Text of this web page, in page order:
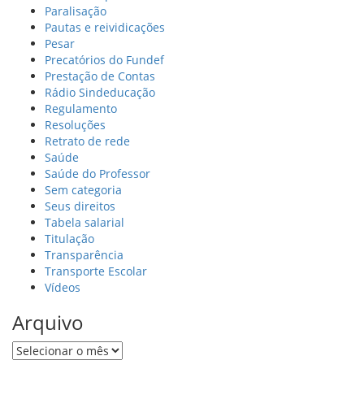
Paralisação
Pautas e reividicações
Pesar
Precatórios do Fundef
Prestação de Contas
Rádio Sindeducação
Regulamento
Resoluções
Retrato de rede
Saúde
Saúde do Professor
Sem categoria
Seus direitos
Tabela salarial
Titulação
Transparência
Transporte Escolar
Vídeos
Arquivo
Arquivo